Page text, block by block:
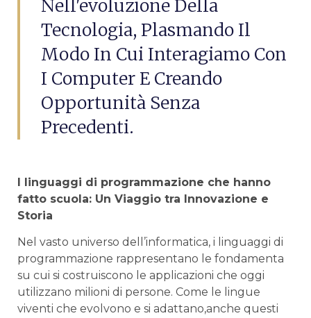
Nell'evoluzione Della
Tecnologia, Plasmando Il
Modo In Cui Interagiamo Con
I Computer E Creando
Opportunità Senza
Precedenti.
I linguaggi di programmazione che hanno
fatto ‍scuola: Un​ Viaggio tra Innovazione e
Storia
Nel vasto universo dell’informatica, i linguaggi‌ di
programmazione rappresentano le fondamenta
su cui si costruiscono le‌ applicazioni ‍che oggi
utilizzano milioni⁢ di persone.​ Come le lingue
viventi che evolvono‍ e si adattano,anche questi